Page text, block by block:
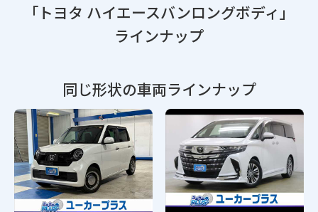
「トヨタ ハイエースバンロングボディ」
ラインナップ
同じ形状の車両ラインナップ